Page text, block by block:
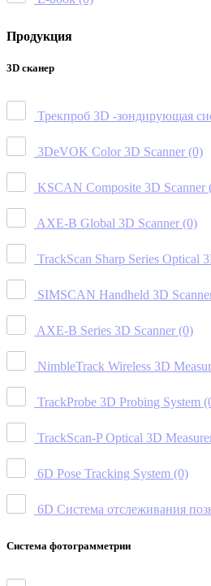
Продукция
3D сканер
Трекпроб 3D -зондирующая
3DeVOK Color 3D Scanner (0)
KSCAN Composite 3D Scanner
AXE-B Global 3D Scanner (0)
TrackScan Sharp Series Optical
SIMSCAN Handheld 3D
AXE-B Series 3D Scanner (0)
NimbleTrack Wireless 3D
TrackProbe 3D Probing System
TrackScan-P Optical 3D
6D Pose Tracking System (0)
6D Система отслеживания
Система фотограмметрии